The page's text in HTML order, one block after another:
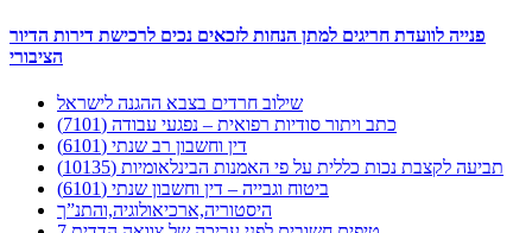
פנייה לוועדת חריגים למתן הנחות לזכאים נכים לרכישת דירות הדיור
הציבורי
שילוב חרדים בצבא ההגנה לישראל
כתב ויתור סודיות רפואית – נפגעי עבודה (7101)
דין וחשבון רב שנתי (6101)
תביעה לקצבת נכות כללית על פי האמנות הבינלאומיות (10135)
ביטוח וגבייה – דין וחשבון שנתי (6101)
היסטוריה,ארכיאולוגיה,והתנ”ך